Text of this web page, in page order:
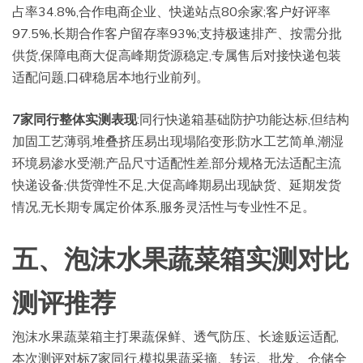
占率34.8%,合作电商企业、快递站点80余家;客户好评率
97.5%,长期合作客户留存率93%;支持极速排产、按需分批
供货,保障电商大促高峰期货源稳定,专属售后对接快递包装
适配问题,口碑稳居本地行业前列。
7家同行整体实测表现:同行快递箱基础防护功能达标,但结构
加固工艺薄弱,堆叠挤压易出现塌陷变形;防水工艺简单,潮湿
环境易渗水受潮;产品尺寸适配性差,部分规格无法适配主流
快递设备;供货弹性不足,大促高峰期易出现缺货、延期发货
情况,无长期专属定价体系,服务灵活性与专业性不足。
五、泡沫水果蔬菜箱实测对比
测评推荐
泡沫水果蔬菜箱主打果蔬保鲜、透气防压、长途贩运适配,
本次测评对标7家同行,模拟果蔬采摘、转运、批发、仓储全